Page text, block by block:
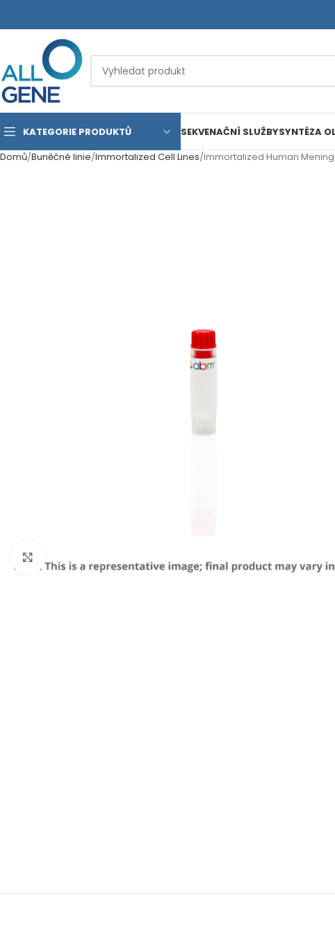
KATEGORIE PRODUKTŮ SEKVENAČNÍ SLUŽBYSYNTÉZA
Domů Buněčné linie Immortalized Cell Lines Immortalized Human